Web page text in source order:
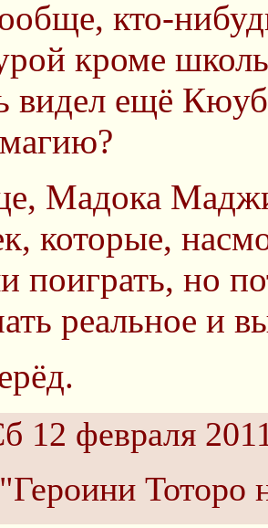
кто-
кроме
видел ещё
Мадока
которые,
поиграть, но
реальное и
12 февраля
Тоторо